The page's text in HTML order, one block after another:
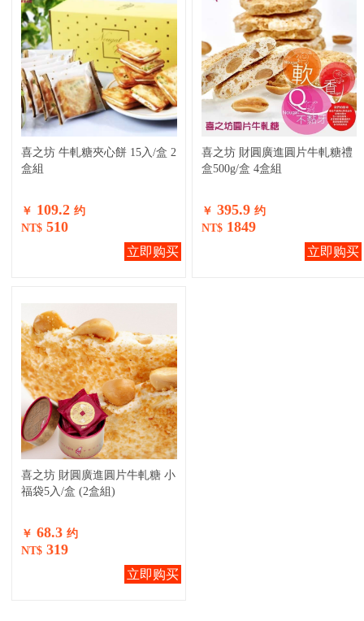
喜之坊 牛軋糖夾心餅 15入/盒 2
盒組
￥ 109.2 约
NT$ 510
立即购买
喜之坊 財圓廣進圓片牛軋糖禮
盒500g/盒 4盒組
￥ 395.9 约
NT$ 1849
立即购买
喜之坊 財圓廣進圓片牛軋糖 小
福袋5入/盒 (2盒組)
￥ 68.3 约
NT$ 319
立即购买